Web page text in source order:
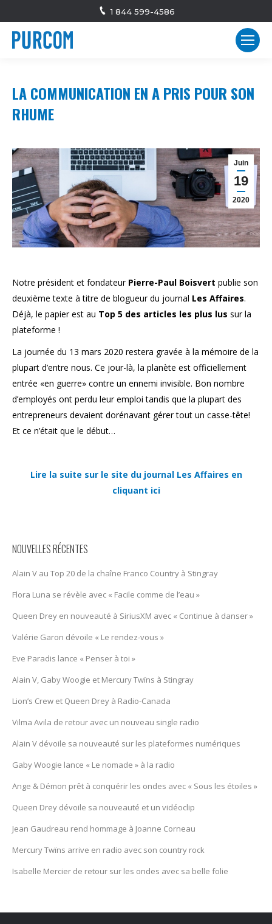
1 844 599-4586
LA COMMUNICATION EN A PRIS POUR SON
RHUME
Juin
19
2020
Notre président et fondateur Pierre-Paul Boisvert publie son
deuxième texte à titre de blogueur du journal Les Affaires.
Déjà, le papier est au Top 5 des articles les plus lus sur la
plateforme !
La journée du 13 mars 2020 restera gravée à la mémoire de la
plupart d’entre nous. Ce jour-là, la planète est officiellement
entrée «en guerre» contre un ennemi invisible. Bon nombre
d’employés ont perdu leur emploi tandis que la plupart des
entrepreneurs devaient dorénavant gérer tout un casse-tête!
Et ce n’était que le début…
Lire la suite sur le site du journal Les Affaires en
cliquant ici
NOUVELLES RÉCENTES
Alain V au Top 20 de la chaîne Franco Country à Stingray
Flora Luna se révèle avec « Facile comme de l’eau »
Queen Drey en nouveauté à SiriusXM avec « Continue à danser »
Valérie Garon dévoile « Le rendez-vous »
Eve Paradis lance « Penser à toi »
Alain V, Gaby Woogie et Mercury Twïns à Stingray
Lion’s Crew et Queen Drey à Radio-Canada
Vilma Avila de retour avec un nouveau single radio
Alain V dévoile sa nouveauté sur les plateformes numériques
Gaby Woogie lance « Le nomade » à la radio
Ange & Démon prêt à conquérir les ondes avec « Sous les étoiles »
Queen Drey dévoile sa nouveauté et un vidéoclip
Jean Gaudreau rend hommage à Joanne Corneau
Mercury Twïns arrive en radio avec son country rock
Isabelle Mercier de retour sur les ondes avec sa belle folie